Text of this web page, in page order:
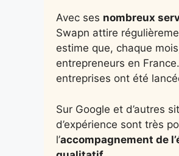
Avec ses nombreux
Swapn attire
estime que, chaque
entrepreneurs en
entreprises ont été
Sur Google et d’autres
d’expérience sont très
l’accompagnement de